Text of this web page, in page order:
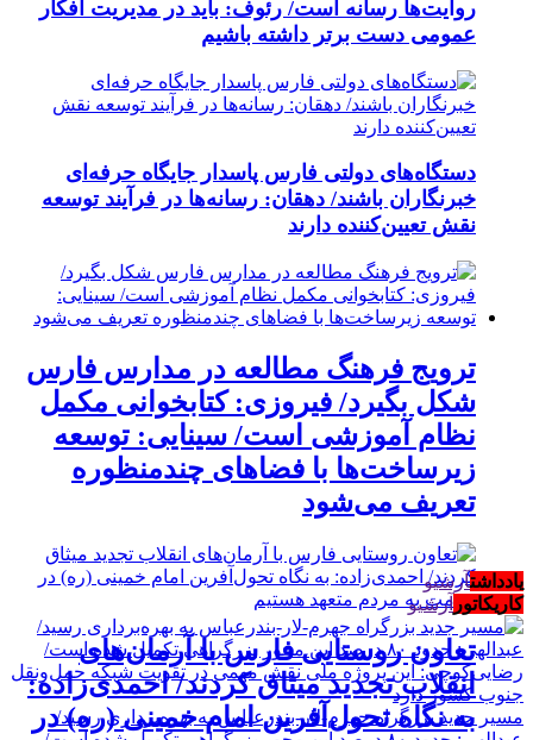
روایت‌ها رسانه است/ رئوف: باید در مدیریت افکار
عمومی دست برتر داشته باشیم
دستگاه‌های دولتی فارس پاسدار جایگاه حرفه‌ای
خبرنگاران باشند/ دهقان: رسانه‌ها در فرآیند توسعه
نقش تعیین‌کننده دارند
ترویج فرهنگ مطالعه در مدارس فارس
شکل بگیرد/ فیروزی: کتابخوانی مکمل
نظام آموزشی است/ سینایی: توسعه
زیرساخت‌ها با فضاهای چندمنظوره
تعریف می‌شود
تعاون روستایی فارس با آرمان‌های
انقلاب تجدید میثاق کردند/ احمدی‌زاده:
به نگاه تحول‌آفرین امام خمینی (ره) در
یادداشتآرشیو
کاریکاتور آرشیو
مسیر جدید بزرگراه جهرم-لار-بندرعباس به بهره‌برداری رسید/